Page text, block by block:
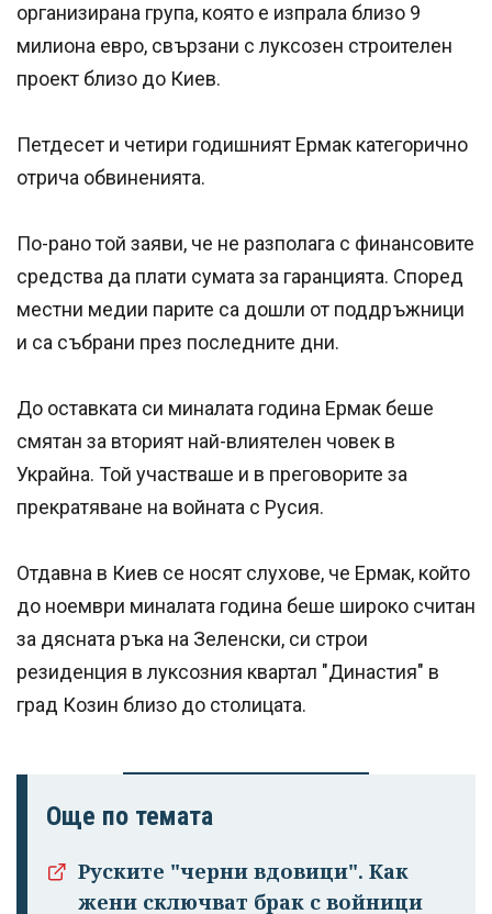
излязохте от
профила си!
организирана група, която е изпрала близо 9
милиона евро, свързани с луксозен строителен
проект близо до Киев.
Петдесет и четири годишният Ермак категорично
отрича обвиненията.
По-рано той заяви, че не разполага с финансовите
средства да плати сумата за гаранцията. Според
местни медии парите са дошли от поддръжници
и са събрани през последните дни.
До оставката си миналата година Ермак беше
смятан за вторият най-влиятелен човек в
Украйна. Той участваше и в преговорите за
прекратяване на войната с Русия.
Отдавна в Киев се носят слухове, че Ермак, който
до ноември миналата година беше широко считан
за дясната ръка на Зеленски, си строи
резиденция в луксозния квартал "Династия" в
град Козин близо до столицата.
Още по темата
Руските "черни вдовици". Как
жени сключват брак с войници